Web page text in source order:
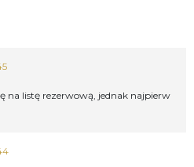
na listę rezerwową, jednak najpierw